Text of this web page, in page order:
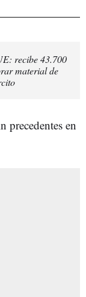
recibe 43.700
material de
precedentes en